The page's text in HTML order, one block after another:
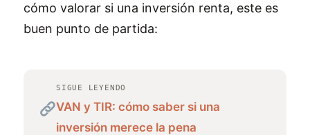
cómo valorar si una inversión renta, este es
buen punto de partida:
SIGUE LEYENDO
VAN y TIR: cómo saber si una
inversión merece la pena